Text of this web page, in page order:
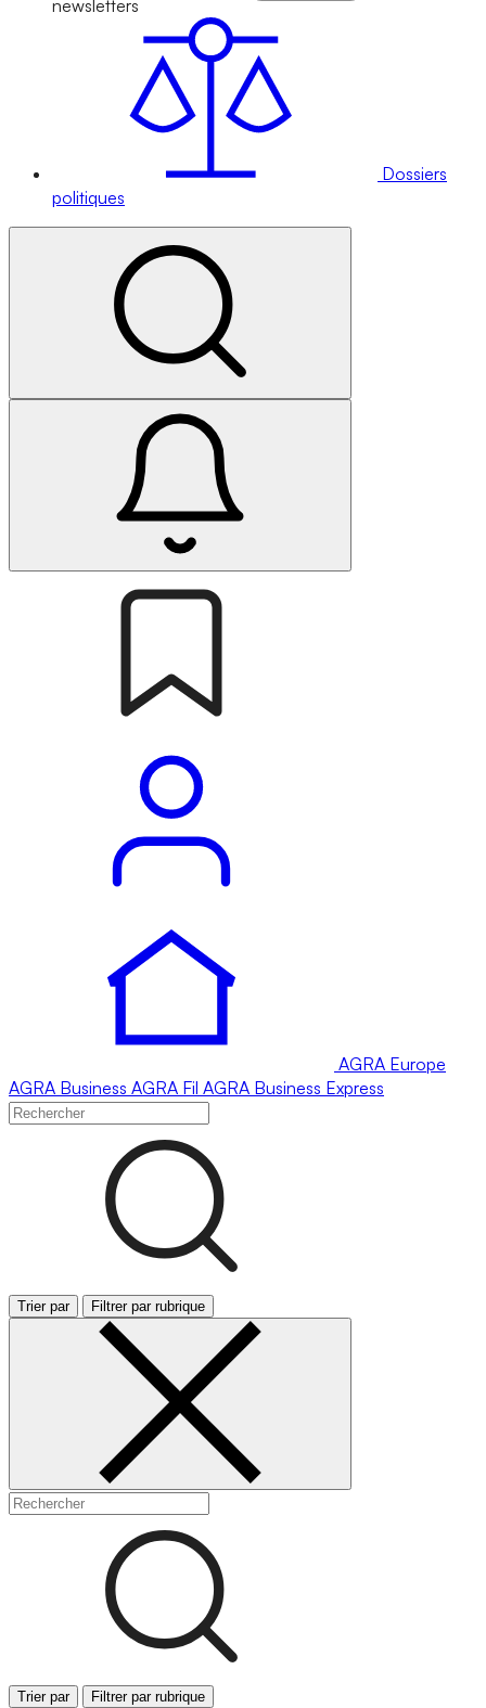
newsletters
Dossiers
politiques
AGRA Europe
AGRA Business AGRA Fil AGRA Business Express
Trier par Filtrer par rubrique
Trier par Filtrer par rubrique